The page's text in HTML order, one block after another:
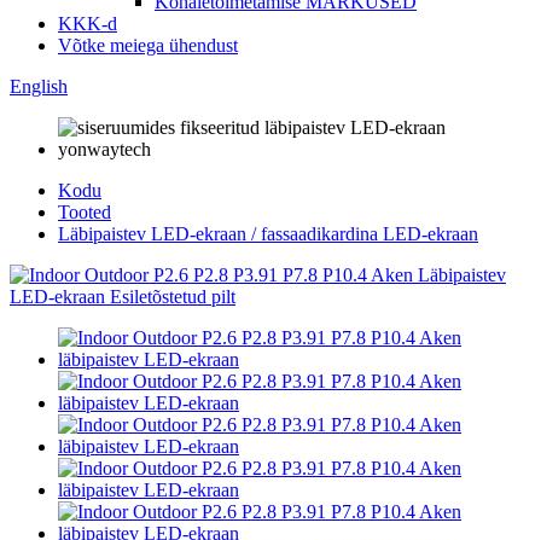
KKK-d
Võtke meiega ühendust
English
Kodu
Tooted
Läbipaistev LED-ekraan / fassaadikardina LED-ekraan